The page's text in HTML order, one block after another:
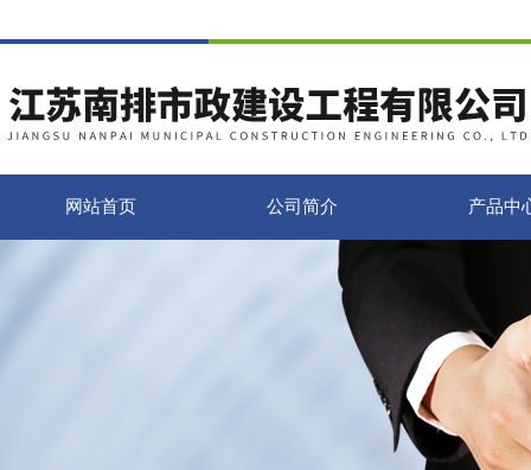
网站首页 公司简介 产品中